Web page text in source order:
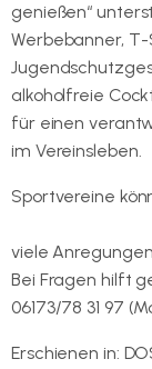
genießen“
Werbebanner,
alkoholfreie
für einen
im Vereinsleben.
Sportvereine
viele
Bei Fragen hilft
06173/78 31 97
Erschienen in: